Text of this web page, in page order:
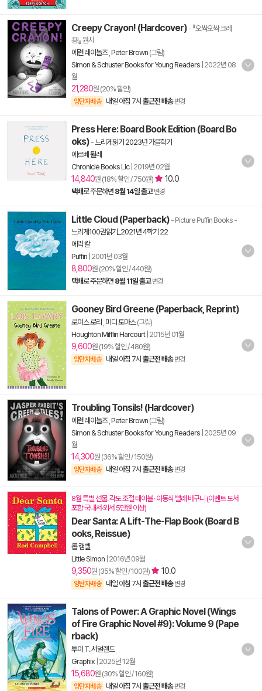
Creepy Crayon! (Hardcover) - 『오싹오싹 크레
용!』 원서
에런 레이놀즈, Peter Brown (그림)
Simon & Schuster Books for Young Readers 2022년 08
월
21,280원 (20% 할인)
양탄자배송 내일 아침 7시 출근전 배송 변경
Press Here: Board Book Edition (Board Bo
oks) -느리게읽기 2023년 가을학기
에르베 튈레
Chronicle Books Llc| 2019년 02월
14,840원 (18% 할인 / 750원) 10.0
택배로 주문하면 8월 14일 출고 변경
Little Cloud (Paperback) - Picture Puffin Books -
느리게100권읽기_2021년 4학기 22
에릭 칼
Puffin 2001년 03월
8,800원 (20% 할인 / 440원)
택배로 주문하면 8월 11일 출고 변경
Gooney Bird Greene (Paperback, Reprint)
로이스 로리 미디 토마스(그림)
Houghton Mifflin Harcourt| 2015년 01월
9,600원 (19% 할인 / 480원)
양탄자배송 내일 아침 7시 출근전 배송 변경
Troubling Tonsils! (Hardcover)
에런 레이놀즈, Peter Brown (그림)
Simon & Schuster Books for Young Readers 2025년 09
월
14,300원 (36% 할인 / 150원)
양탄자배송 내일 아침 7시 출근전 배송 변경
8월 특별 선물. 각도 조절 테이블 · 이동식 빨래 바구니 (이벤트 도서
포함 국내서·외서 5만원 이상)
Dear Santa: A Lift-The-Flap Book (Board B
ooks, Reissue)
롭 캠벨
Little Simon 2016년 09월
9,350원 (35% 할인 / 100원) 10.0
양탄자배송 내일 아침 7시 출근전 배송 변경
Talons of Power: A Graphic Novel (Wings
of Fire Graphic Novel #9): Volume 9 (Pape
rback)
투이 T. 서덜랜드
Graphix 2025년 12월
15,680원 (30% 할인 / 160원)
양탄자배송 내일 아침 7시 출근전 배송 변경